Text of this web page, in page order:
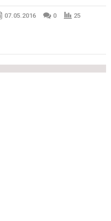
07.05.2016 0
25